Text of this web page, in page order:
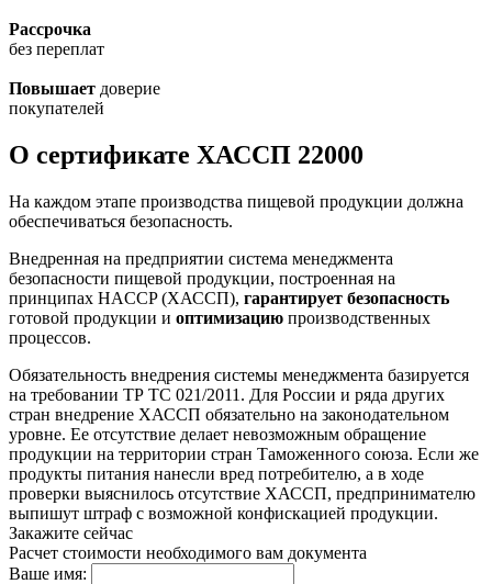
Рассрочка
без переплат
Повышает доверие
покупателей
О сертификате ХАССП 22000
На каждом этапе производства пищевой продукции должна
обеспечиваться безопасность.
Внедренная на предприятии система менеджмента
безопасности пищевой продукции, построенная на
принципах HACCP (ХАССП), гарантирует безопасность
готовой продукции и оптимизацию производственных
процессов.
Обязательность внедрения системы менеджмента базируется
на требовании ТР ТС 021/2011. Для России и ряда других
стран внедрение ХАССП обязательно на законодательном
уровне. Ее отсутствие делает невозможным обращение
продукции на территории стран Таможенного союза. Если же
продукты питания нанесли вред потребителю, а в ходе
проверки выяснилось отсутствие ХАССП, предпринимателю
выпишут штраф с возможной конфискацией продукции.
Закажите сейчас
Расчет стоимости необходимого вам документа
Ваше имя: